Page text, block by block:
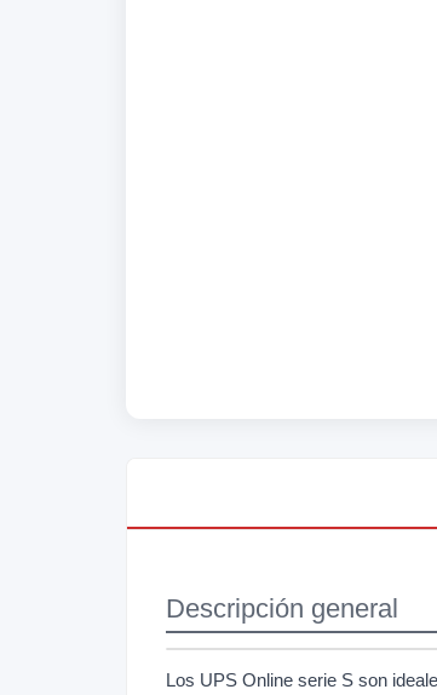
Descripción general
Los UPS Online serie S son